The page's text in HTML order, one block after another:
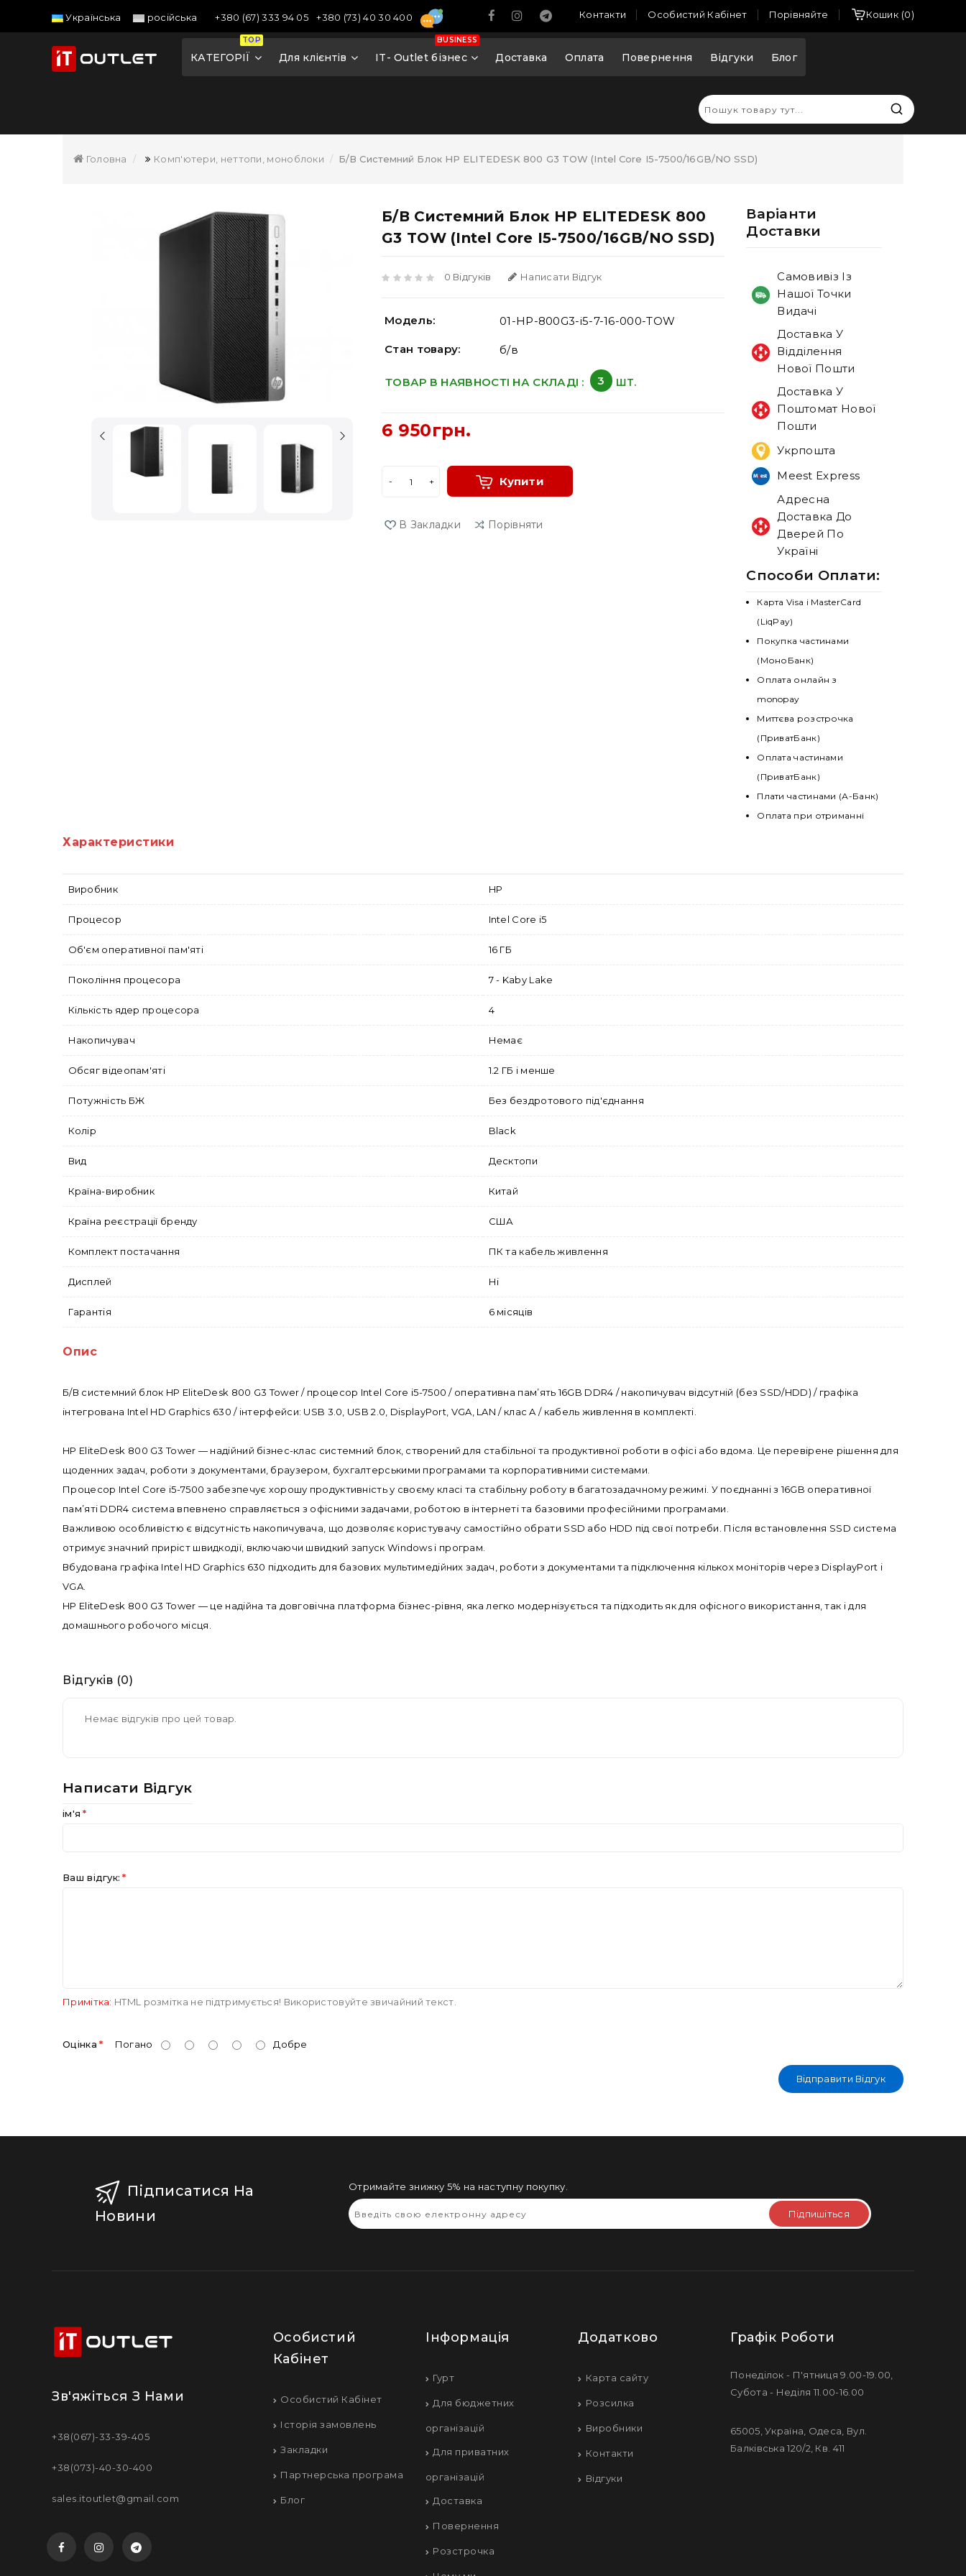
Українська російська +380 (67) 333 94 05 +380 (73) 40 30 400 Контакти Особистий Кабінет Порівняйте Кошик 0
TOP
КАТЕГОРІЇ Для клієнтів
BUSINESS
IT- Outlet бізнес Доставка Оплата Повернення Відгуки Блог
Головна Комп'ютери, неттопи, моноблоки Б/В Системний Блок HP ELITEDESK 800 G3 TOW (Intel Core I5-7500/16GB/NO SSD)
Б/В Системний Блок HP ELITEDESK 800
G3 TOW (Intel Core I5-7500/16GB/NO SSD)
0 Відгуків Написати Відгук
Модель: 01-HP-800G3-i5-7-16-000-TOW
Стан товару: б/в
ТОВАР В НАЯВНОСТІ НА СКЛАДІ : 3 ШТ.
6 950грн.
Купити
В Закладки Порівняти
Варiанти
Доставки
Самовивіз Із
Нашої Точки
Видачі
Доставка У
Відділення
Нової Пошти
Доставка У
Поштомат Нової
Пошти
Укрпошта
Meest Express
Адресна
Доставка До
Дверей По
Україні
Способи Оплати:
Карта Visa і MasterCard
(LiqPay)
Покупка частинами
(МоноБанк)
Оплата онлайн з
monopay
Миттєва розстрочка
(ПриватБанк)
Оплата частинами
(ПриватБанк)
Плати частинами (А-Банк)
Оплата при отриманні
Характеристики
Виробник HP
Процесор Intel Core i5
Об'єм оперативної пам'яті 16 ГБ
Покоління процесора 7 - Kaby Lake
Кількість ядер процесора 4
Накопичувач Немає
Обсяг відеопам'яті 1.2 ГБ і менше
Потужність БЖ Без бездротового під'єднання
Колір Black
Вид Десктопи
Країна-виробник Китай
Країна реєстрації бренду США
Комплект постачання ПК та кабель живлення
Дисплей Ні
Гарантія 6 місяців
Опис
Б/В системний блок HP EliteDesk 800 G3 Tower / процесор Intel Core i5-7500 / оперативна пам’ять 16GB DDR4 / накопичувач відсутній (без SSD/HDD) / графіка
інтегрована Intel HD Graphics 630 / інтерфейси: USB 3.0, USB 2.0, DisplayPort, VGA, LAN / клас A / кабель живлення в комплекті.
HP EliteDesk 800 G3 Tower — надійний бізнес-клас системний блок, створений для стабільної та продуктивної роботи в офісі або вдома. Це перевірене рішення для
щоденних задач, роботи з документами, браузером, бухгалтерськими програмами та корпоративними системами.
Процесор Intel Core i5-7500 забезпечує хорошу продуктивність у своєму класі та стабільну роботу в багатозадачному режимі. У поєднанні з 16GB оперативної
пам’яті DDR4 система впевнено справляється з офісними задачами, роботою в інтернеті та базовими професійними програмами.
Важливою особливістю є відсутність накопичувача, що дозволяє користувачу самостійно обрати SSD або HDD під свої потреби. Після встановлення SSD система
отримує значний приріст швидкодії, включаючи швидкий запуск Windows і програм.
Вбудована графіка Intel HD Graphics 630 підходить для базових мультимедійних задач, роботи з документами та підключення кількох моніторів через DisplayPort і
VGA.
HP EliteDesk 800 G3 Tower — це надійна та довговічна платформа бізнес-рівня, яка легко модернізується та підходить як для офісного використання, так і для
домашнього робочого місця.
Відгуків (0)
Немає відгуків про цей товар.
Написати Відгук
ім'я
Ваш відгук:
Примітка: HTML розмітка не підтримується! Використовуйте звичайний текст.
Оцінка Погано Добре
Відправити Відгук
Підписатися На
Новини
Отримайте знижку 5% на наступну покупку.
Підпишіться
Зв'яжіться З Нами
+38(067)-33-39-405
+38(073)-40-30-400
sales.itoutlet@gmail.com
Особистий
Кабінет
Особистий Кабінет
Історія замовлень
Закладки
Партнерська програма
Блог
Інформація
Гурт
Для бюджетних
організацій
Для приватних
організацій
Доставка
Повернення
Розстрочка
Додатково
Карта сайту
Розсилка
Виробники
Контакти
Відгуки
Графік Роботи
Понеділок - П'ятниця 9.00-19.00,
Субота - Неділя 11.00-16.00
65005, Україна, Одеса, Вул.
Балківська 120/2, Кв. 411